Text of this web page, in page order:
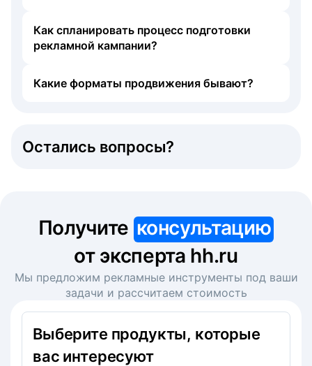
Как спланировать процесс подготовки
рекламной кампании?
Какие форматы продвижения бывают?
Остались вопросы?
Получите консультацию
от эксперта hh.ru
Мы предложим рекламные инструменты под ваши
задачи и рассчитаем стоимость
Выберите продукты, которые
вас интересуют